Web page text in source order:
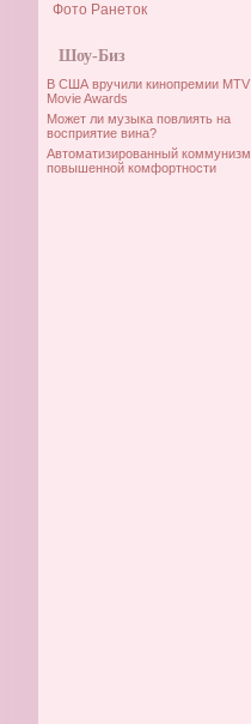
Фото Ранеток
Шоу-Биз
В США вручили кинопремии MTV
Movie Awards
Может ли музыка повлиять на
восприятие вина?
Автоматизированный коммунизм
повышенной комфортности